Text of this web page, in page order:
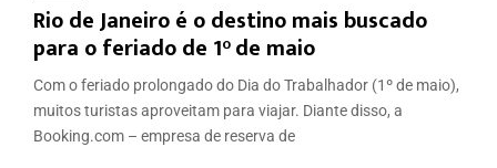
Rio de Janeiro é o destino mais buscado
para o feriado de 1° de maio
Com o feriado prolongado do Dia do Trabalhador (1º de maio),
muitos turistas aproveitam para viajar. Diante disso, a
Booking.com – empresa de reserva de